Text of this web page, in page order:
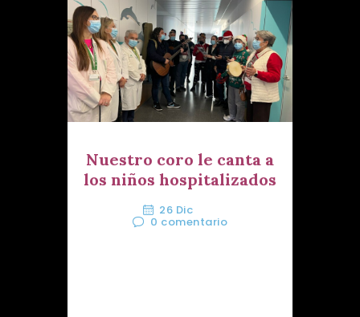
Nuestro coro le canta a
los niños hospitalizados
26 Dic
0 comentario